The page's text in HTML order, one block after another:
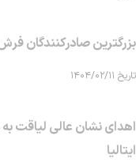
بزرگترین صادرکنندگان
تاریخ ۱۴۰۴/۰۲/۱۱
اهدای نشان عالی لیاقت
ایتالیا